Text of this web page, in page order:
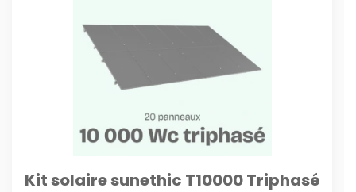
Kit solaire sunethic T10000 Triphasé